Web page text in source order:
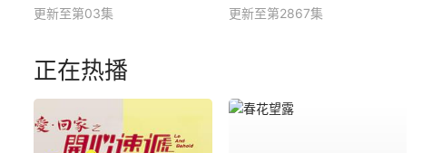
更新至第03集
更新至第2867集
正在热播